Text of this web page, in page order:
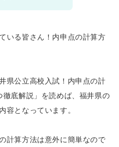
いる皆さん！内申点の計算方
県公立高校入試！内申点の計
底解説」を読めば、福井県の
容となっています。
計算方法は意外に簡単なので